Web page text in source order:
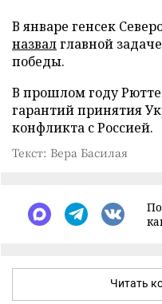
В январе генсек
назвалглавной
победы.
В прошлом году Рютте
гарантий принятия
конфликта с Россией.
Текст: Вера Басилая
Читать